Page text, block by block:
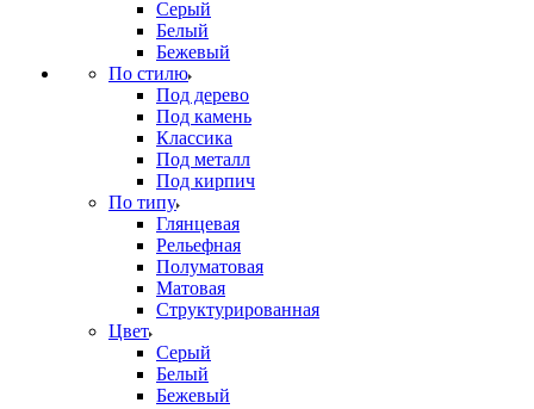
Серый
Белый
Бежевый
По стилю
Под дерево
Под камень
Классика
Под металл
Под кирпич
По типу
Глянцевая
Рельефная
Полуматовая
Матовая
Структурированная
Цвет
Серый
Белый
Бежевый